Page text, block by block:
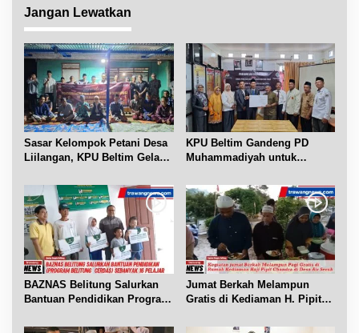
g
a
s
p
o
s
Jangan Lewatkan
Sasar Kelompok Petani Desa
Liilangan, KPU Beltim Gelar
KPU Beltim Gandeng PD
Muhammadiyah untuk
BAZNAS Belitung Salurkan
Bantuan Pendidikan Program
Jumat Berkah Melampun
Gratis di Kediaman H. Pipit